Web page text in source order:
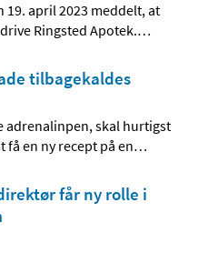
april 2023 meddelt, at
Ringsted Apotek.…
tilbagekaldes
adrenalinpen, skal hurtigst
en ny recept på en…
får ny rolle i